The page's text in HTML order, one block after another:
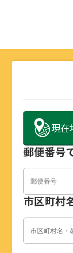
現在
郵便番号
市区町村